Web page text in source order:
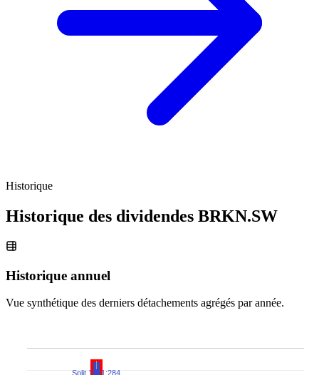
Historique
Historique des dividendes BRKN.SW
Historique annuel
Vue synthétique des derniers détachements agrégés par année.